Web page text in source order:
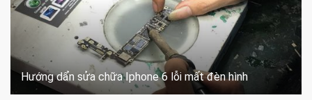
Hướng dẩn sửa chữa Iphone 6 lỗi mất đèn hình